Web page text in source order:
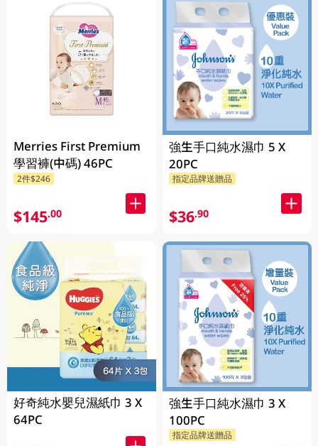
Merries First Premium
學習褲(中碼) 46PC
2件$246
$145.00
好奇純水嬰兒濕紙巾 3 X
64PC
強生手口純水濕巾 5 X
20PC
指定品牌送贈品
$36.90
強生手口純水濕巾 3 X
100PC
指定品牌送贈品